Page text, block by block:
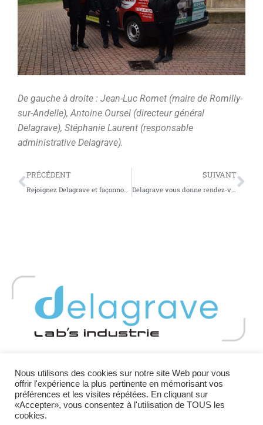
De gauche à droite : Jean-Luc Romet (maire de Romilly-
sur-Andelle), Antoine Oursel (directeur général
Delagrave), Stéphanie Laurent (responsable
administrative Delagrave).
PRÉCÉDENT
Rejoignez Delagrave et façonnons ensemble le laboratoire de demain.
SUIVANT
Delagrave vous donne rendez-vous à Forum Labo
Copyright 2026 - DELAGRAVE - Registre des producteurs :
FR029760_10KNMW
Mentions Légales et Politique de confidentialité
Nous utilisons des cookies sur notre site Web pour vous
offrir l'expérience la plus pertinente en mémorisant vos
préférences et les visites répétées. En cliquant sur
«Accepter», vous consentez à l'utilisation de TOUS les
cookies.